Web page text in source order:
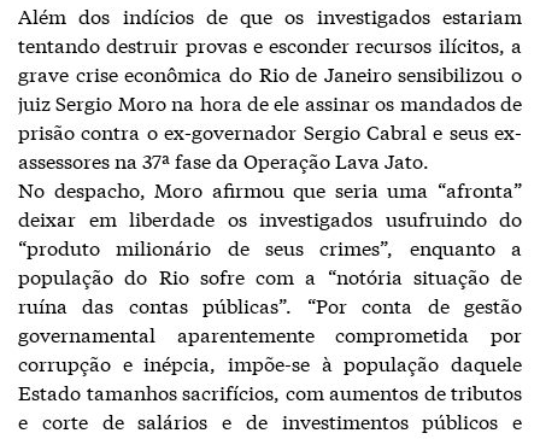
Além dos indícios de que os investigados estariam
tentando destruir provas e esconder recursos ilícitos, a
grave crise econômica do Rio de Janeiro sensibilizou o
juiz Sergio Moro na hora de ele assinar os mandados de
prisão contra o ex-governador Sergio Cabral e seus ex-
assessores na 37ª fase da Operação Lava Jato.
No despacho, Moro afirmou que seria uma “afronta”
deixar em liberdade os investigados usufruindo do
“produto milionário de seus crimes”, enquanto a
população do Rio sofre com a “notória situação de
ruína das contas públicas”. “Por conta de gestão
governamental aparentemente comprometida por
corrupção e inépcia, impõe-se à população daquele
Estado tamanhos sacrifícios, com aumentos de tributos
e corte de salários e de investimentos públicos e